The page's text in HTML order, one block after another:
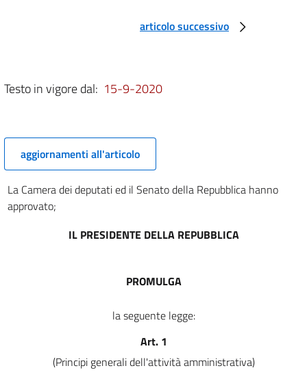
CAPO III
7
8
10
SEMPLIFICAZIONE
14 bis
articolo successivo
Testo in vigore dal: 15-9-2020
aggiornamenti all'articolo
La Camera dei deputati ed il Senato della Repubblica hanno
approvato;
IL PRESIDENTE DELLA REPUBBLICA
PROMULGA
la seguente legge:
Art. 1
(Principi generali dell'attività amministrativa)